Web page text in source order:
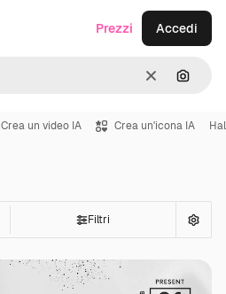
CancellaCerca
Prezzi Accedi
Crea un video IA Crea un'icona IA
Filtri